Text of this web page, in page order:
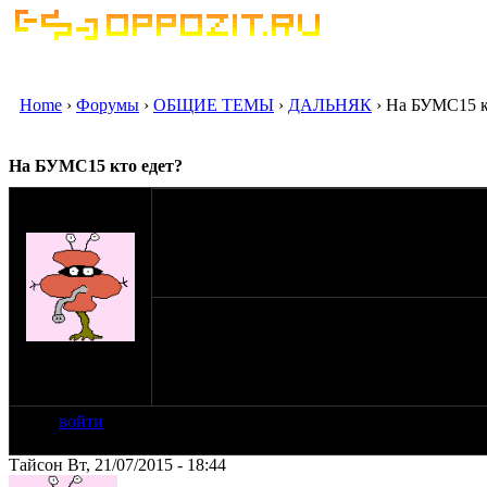
Home › Форумы › ОБЩИЕ ТЕМЫ › ДАЛЬНЯК › На БУМС15
На БУМС15 кто едет?
войти
Тайсон Вт, 21/07/2015 - 18:44